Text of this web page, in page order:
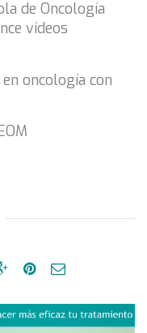
de Oncología
vídeos
oncología con